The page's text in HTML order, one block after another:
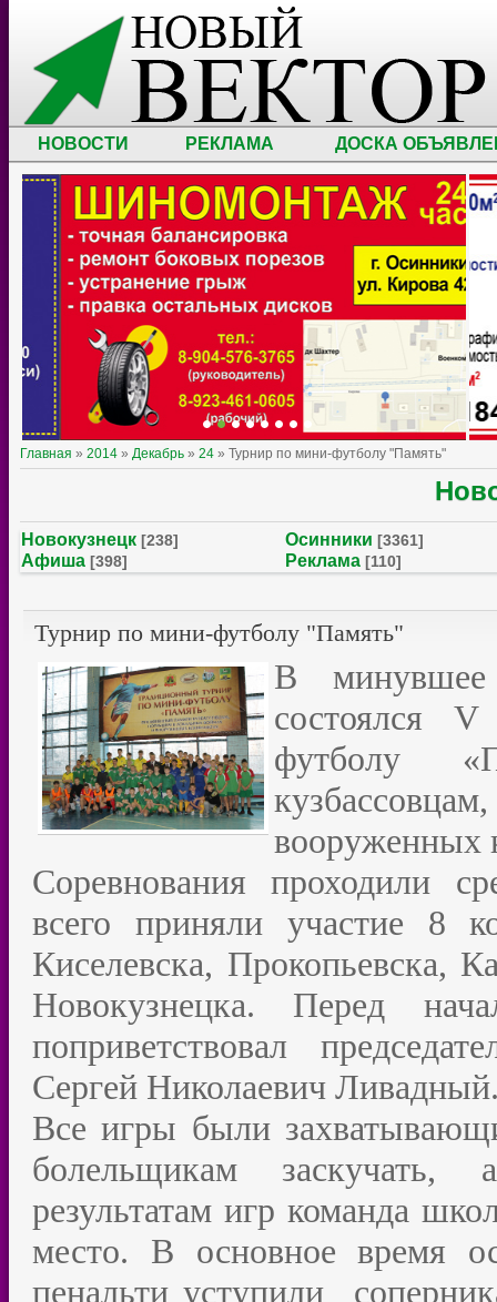
НОВОСТИ РЕКЛАМА ДОСКА
Главная » 2014 » Декабрь » 24 » Турнир по мини-футболу "Память"
Новокузнецк [238] Осинники [3361]
Афиша [398] Реклама [110]
Турнир по мини-футболу "Память"
В минувшее
состоялся
футболу
вооруженных
Соревнования проходили
всего приняли участие 8
Киселевска, Прокопьевска,
Новокузнецка. Перед
поприветствовал
Сергей Николаевич
Все игры были
болельщикам заскучать,
результатам игр команда
место. В основное время
пенальти уступили